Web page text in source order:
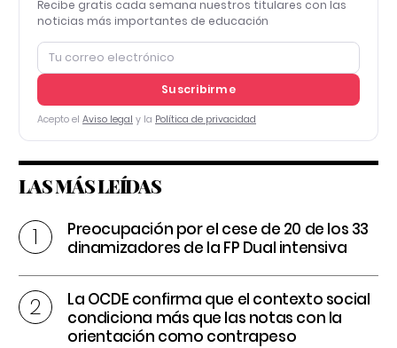
Recibe gratis cada semana nuestros titulares con las
noticias más importantes de educación
Suscribirme
Acepto el Aviso legal y la Política de privacidad
LAS MÁS LEÍDAS
Preocupación por el cese de 20 de los 33
dinamizadores de la FP Dual intensiva
La OCDE confirma que el contexto social
condiciona más que las notas con la
orientación como contrapeso